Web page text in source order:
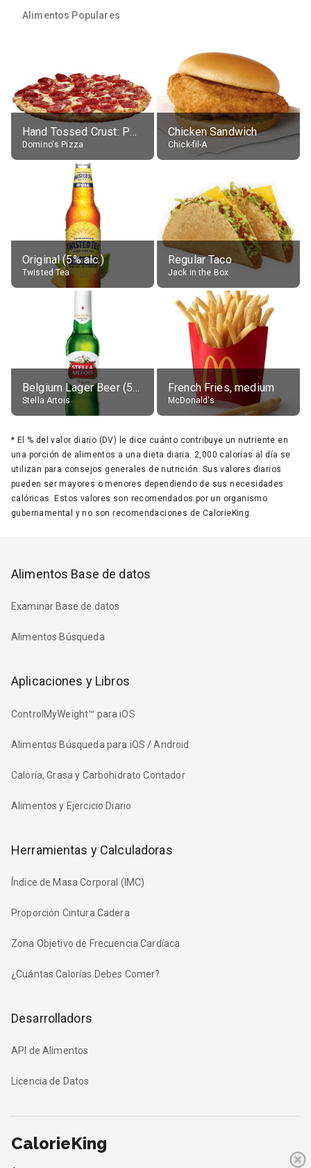
Alimentos Populares
Hand Tossed Crust: Pepperoni Pizza (Large 14")
Domino's Pizza
Chicken Sandwich
Chick-fil-A
Original (5% alc.)
Twisted Tea
Regular Taco
Jack in the Box
Belgium Lager Beer (5% alc.)
Stella Artois
French Fries, medium
McDonald's
* El % del valor diario (DV) le dice cuánto contribuye un nutriente en
una porción de alimentos a una dieta diaria. 2,000 calorías al día se
utilizan para consejos generales de nutrición. Sus valores diarios
pueden ser mayores o menores dependiendo de sus necesidades
calóricas. Estos valores son recomendados por un organismo
gubernamental y no son recomendaciones de CalorieKing.
Alimentos Base de datos
Examinar Base de datos
Alimentos Búsqueda
Aplicaciones y Libros
ControlMyWeight™ para iOS
Alimentos Búsqueda para iOS / Android
Caloría, Grasa y Carbohidrato Contador
Alimentos y Ejercicio Diario
Herramientas y Calculadoras
Índice de Masa Corporal (IMC)
Proporción Cintura Cadera
Zona Objetivo de Frecuencia Cardíaca
¿Cuántas Calorías Debes Comer?
Desarrolladors
API de Alimentos
Licencia de Datos
CalorieKing